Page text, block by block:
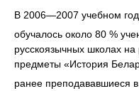
В 2006—2007 учебном
обучалось около 80 %
русскоязычных школах
предметы «История
ранее преподававшиеся